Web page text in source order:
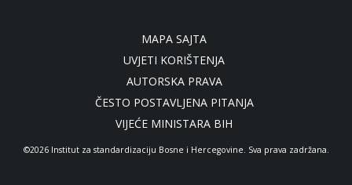
MAPA SAJTA
UVJETI KORIŠTENJA
AUTORSKA PRAVA
ČESTO POSTAVLJENA PITANJA
VIJEĆE MINISTARA BIH
©2026 Institut za standardizaciju Bosne i Hercegovine. Sva prava zadržana.